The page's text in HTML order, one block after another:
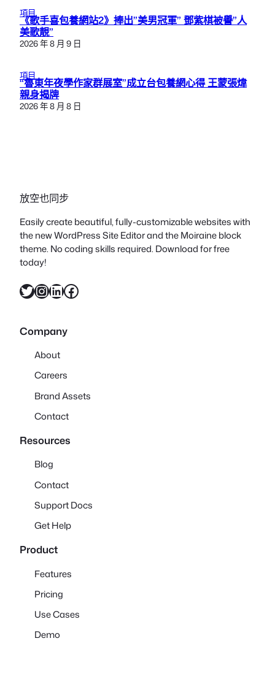
項目
《歌手喜包養網站2》捧出”美男冠軍” 鄧紫棋被譽”人
美歌靚”
2026 年 8 月 9 日
項目
“魯東年夜學作家群展室”成立台包養網心得 王蒙張煒
親身揭牌
2026 年 8 月 8 日
放空也同步
Easily create beautiful, fully-customizable websites with
the new WordPress Site Editor and the Moiraine block
theme. No coding skills required. Download for free
today!
X InstagramLinkedIn Facebook
Company
About
Careers
Brand Assets
Contact
Resources
Blog
Contact
Support Docs
Get Help
Product
Features
Pricing
Use Cases
Demo